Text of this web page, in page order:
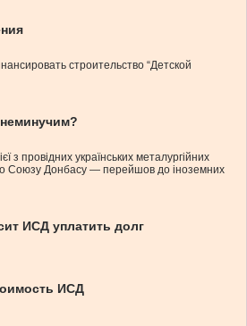
строительство “Детской
з провідних українських металургійних
Союзу Донбасу — перейшов до іноземних
ИСД уплатить долг
ИСД